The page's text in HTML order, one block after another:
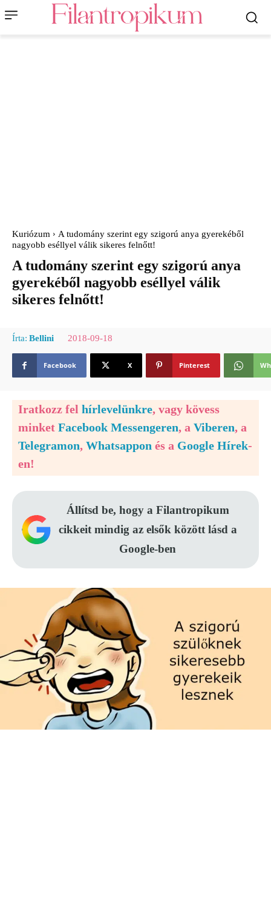
Kuriózum
A tudomány szerint egy szigorú anya gyerekéből
nagyobb eséllyel válik sikeres felnőtt!
A tudomány szerint egy szigorú anya
gyerekéből nagyobb eséllyel válik
sikeres felnőtt!
Írta: Bellini 2018-09-18
Facebook X Pinterest
Iratkozz fel hírlevelünkre, vagy kövess
minket Facebook Messengeren, a Viberen, a
Telegramon, Whatsappon és a Google Hírek-
en!
Állítsd be, hogy a Filantropikum
cikkeit mindig az elsők között lásd a
Google-ben